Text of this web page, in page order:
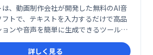
、動画制作会社が開発した無料のAI音
トで、テキストを入力するだけで高品
ンや音声を簡単に生成できるツールで
詳しく見る